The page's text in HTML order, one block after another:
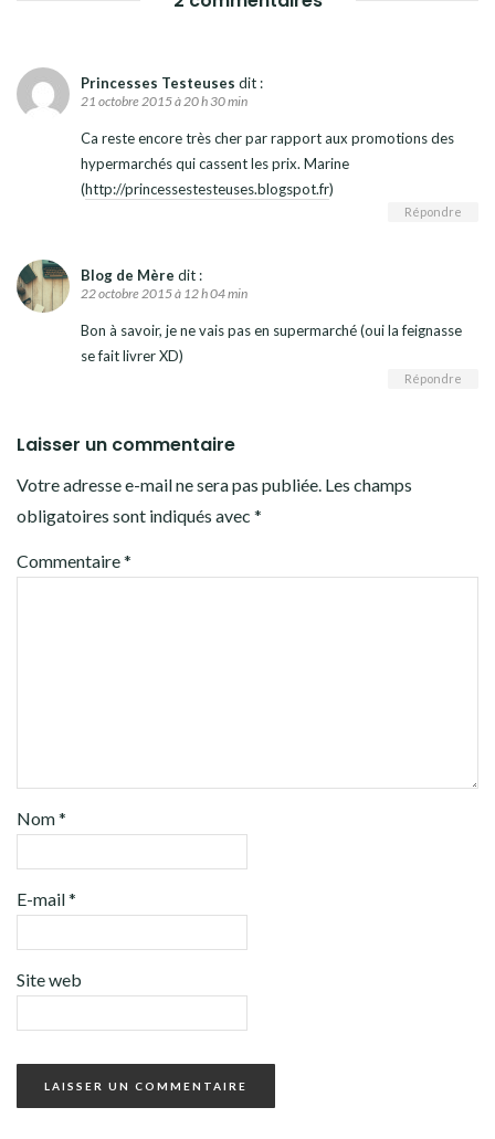
Princesses Testeuses dit :
21 octobre 2015 à 20 h 30 min
Ca reste encore très cher par rapport aux promotions des
hypermarchés qui cassent les prix. Marine
(http://princessestesteuses.blogspot.fr)
Répondre
Blog de Mère dit :
22 octobre 2015 à 12 h 04 min
Bon à savoir, je ne vais pas en supermarché (oui la feignasse
se fait livrer XD)
Répondre
Laisser un commentaire
Votre adresse e-mail ne sera pas publiée. Les champs
obligatoires sont indiqués avec *
Commentaire*
Nom*
E-mail*
Site web